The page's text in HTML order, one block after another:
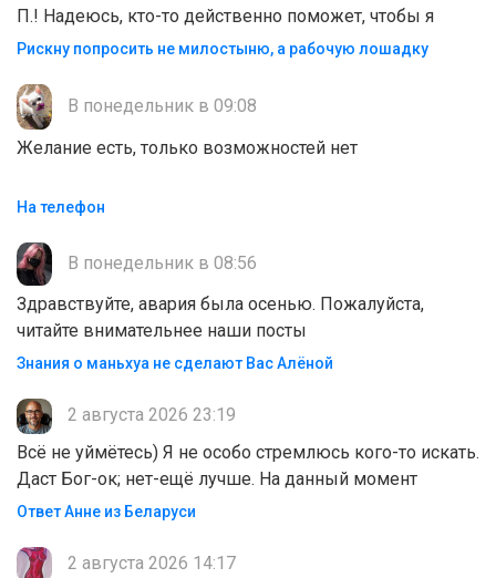
П.! Надеюсь, кто-то действенно поможет, чтобы я
Рискну попросить не милостыню, а рабочую лошадку
В понедельник в 09:08
Желание есть, только возможностей нет
На телефон
В понедельник в 08:56
Здравствуйте, авария была осенью. Пожалуйста,
читайте внимательнее наши посты
Знания о маньхуа не сделают Вас Алëной
2 августа 2026 23:19
Всё не уймётесь) Я не особо стремлюсь кого-то искать.
Даст Бог-ок; нет-ещё лучше. На данный момент
Ответ Анне из Беларуси
2 августа 2026 14:17